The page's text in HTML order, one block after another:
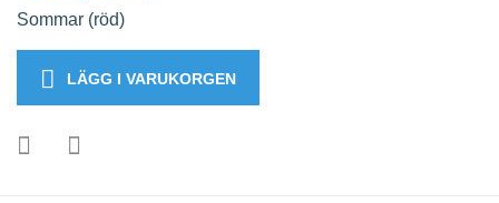
Sommar (röd)
LÄGG I VARUKORGEN